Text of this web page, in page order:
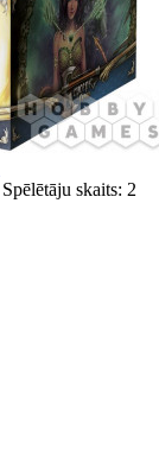
Spēlētāju skaits: 2